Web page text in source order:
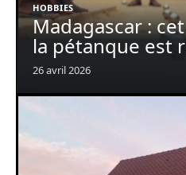
HOBBIES
Madagascar :
la pétanque est
26 avril 2026